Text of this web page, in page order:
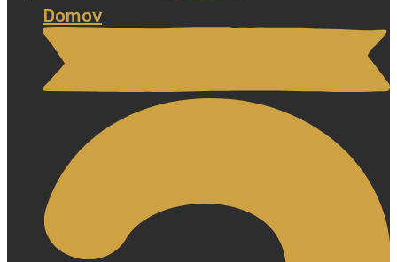
Domov